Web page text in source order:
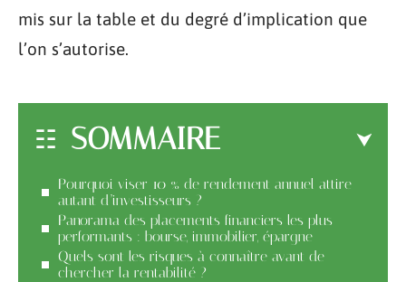
mis sur la table et du degré d’implication que
l’on s’autorise.
SOMMAIRE
Pourquoi viser 10 % de rendement annuel attire
autant d’investisseurs ?
Panorama des placements financiers les plus
performants : bourse, immobilier, épargne
Quels sont les risques à connaître avant de
chercher la rentabilité ?